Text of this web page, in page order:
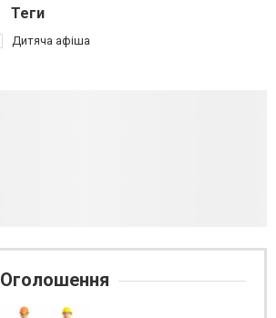
Теги
Дитяча афіша
Оголошення